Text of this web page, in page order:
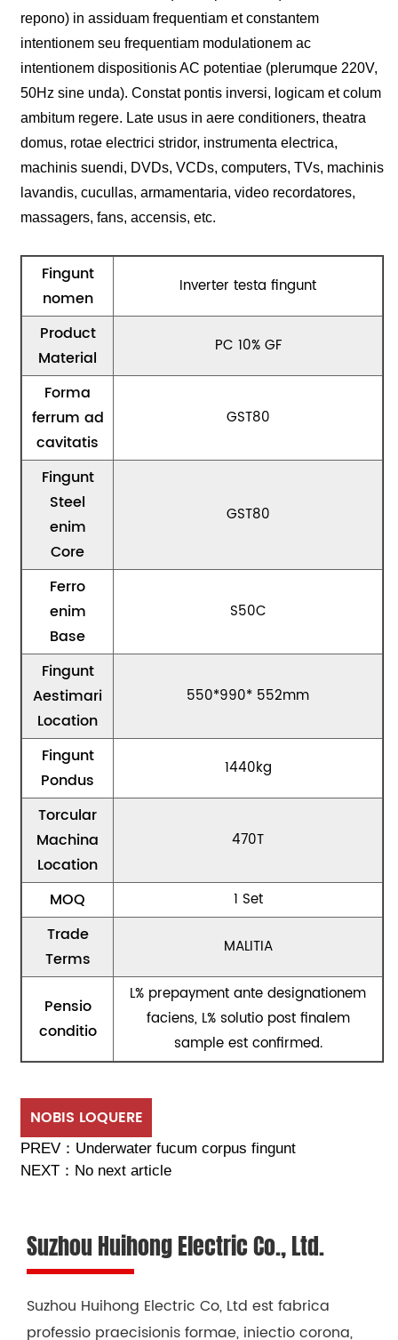
repono) in assiduam frequentiam et constantem
intentionem seu frequentiam modulationem ac
intentionem dispositionis AC potentiae (plerumque 220V,
50Hz sine unda). Constat pontis inversi, logicam et colum
ambitum regere. Late usus in aere conditioners, theatra
domus, rotae electrici stridor, instrumenta electrica,
machinis suendi, DVDs, VCDs, computers, TVs, machinis
lavandis, cucullas, armamentaria, video recordatores,
massagers, fans, accensis, etc.
Fingunt
nomen
Inverter testa fingunt
Product
Material
PC 10% GF
Forma
ferrum ad
cavitatis
GST80
Fingunt
Steel
enim
Core
GST80
Ferro
enim
Base
S50C
Fingunt
Aestimari
Location
550*990* 552mm
Fingunt
Pondus
1440kg
Torcular
Machina
Location
470T
MOQ 1 Set
Trade
Terms
MALITIA
Pensio
conditio
L% prepayment ante designationem
faciens, L% solutio post finalem
sample est confirmed.
NOBIS LOQUERE
PREV： Underwater fucum corpus fingunt
NEXT： No next article
Suzhou Huihong Electric Co., Ltd.
Suzhou Huihong Electric Co, Ltd est fabrica
professio praecisionis formae, iniectio corona,